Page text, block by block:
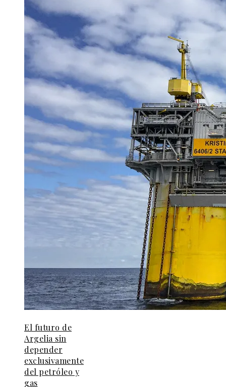
El futuro de
Argelia sin
depender
exclusivamente
del petróleo y
gas